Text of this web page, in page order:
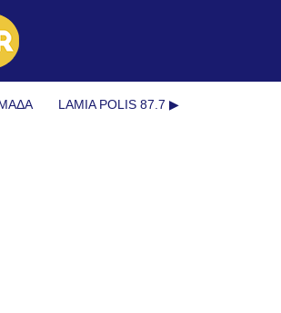
LAMIA POLIS 87.7 ▶︎